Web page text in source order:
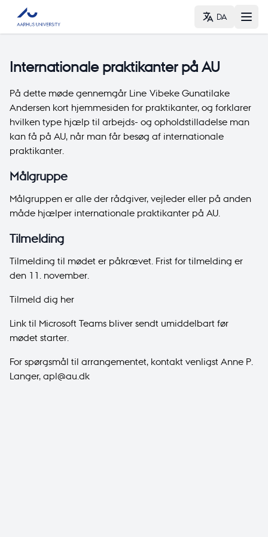
DA
Internationale praktikanter på AU
På dette møde gennemgår Line Vibeke Gunatilake
Andersen kort hjemmesiden for praktikanter, og forklarer
hvilken type hjælp til arbejds- og opholdstilladelse man
kan få på AU, når man får besøg af internationale
praktikanter.
Målgruppe
Målgruppen er alle der rådgiver, vejleder eller på anden
måde hjælper internationale praktikanter på AU.
Tilmelding
Tilmelding til mødet er påkrævet. Frist for tilmelding er
den 11. november.
Tilmeld dig her
Link til Microsoft Teams bliver sendt umiddelbart før
mødet starter.
For spørgsmål til arrangementet, kontakt venligst Anne P.
Langer, apl@au.dk